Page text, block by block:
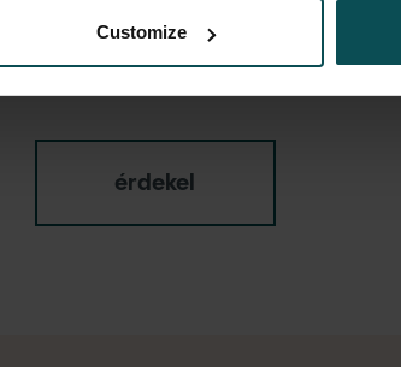
Customize
158.760.000 Ft
érdekel